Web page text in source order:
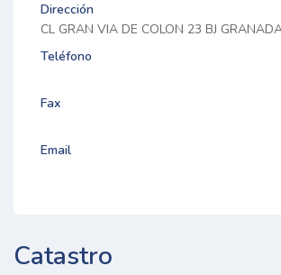
Dirección
CL GRAN VIA DE COLON 23 BJ
Teléfono
Fax
Email
Catastro